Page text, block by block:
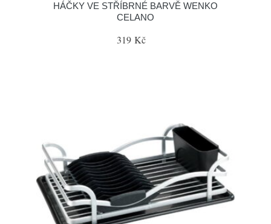
HÁČKY VE STŘÍBRNÉ BARVĚ WENKO
CELANO
319 Kč